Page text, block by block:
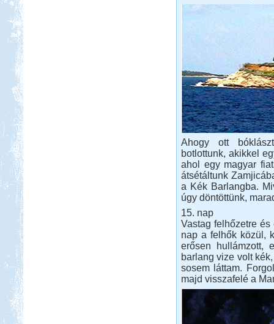
Ahogy ott
botlottunk, akikkel
ahol egy magyar
átsétáltunk
a Kék Barlangba.
úgy döntöttünk,
15. nap
Vastag felhőzetre
nap a felhők közül,
erősen hullámzott,
barlang vize volt
sosem láttam.
majd visszafelé a